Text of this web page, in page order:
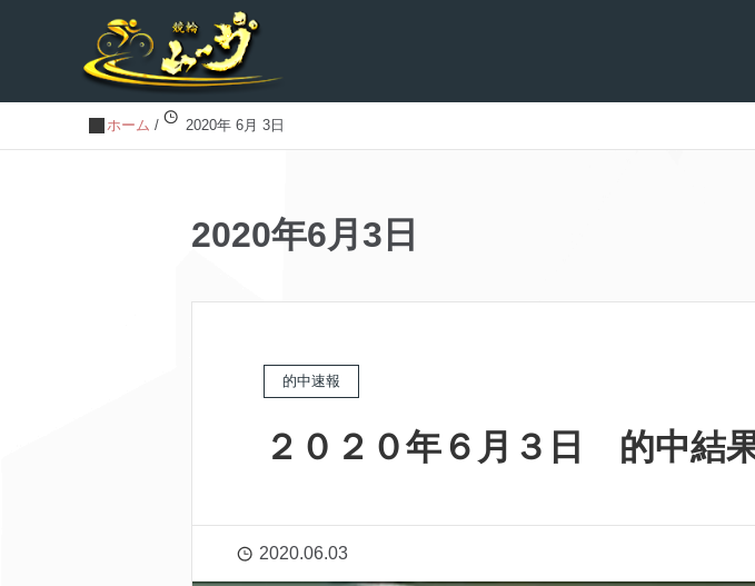
ホーム / 2020年 6月 3日
2020年6月3日
的中速報
２０２０年６月３日 的中結
2020.06.03